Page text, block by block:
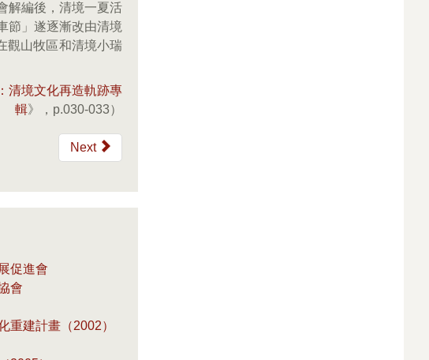
解編後，清境一夏活
節」遂逐漸改由清境
觀山牧區和清境小瑞
清境文化再造軌跡專
輯》，p.030-033）
Next
促進會
會
重建計畫（2002）